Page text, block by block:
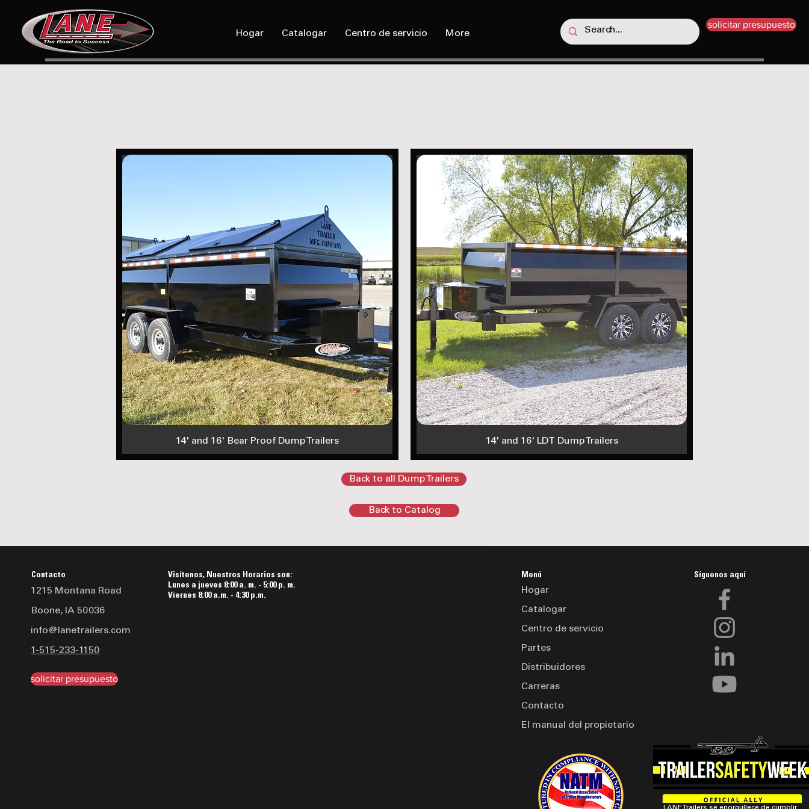
Hogar Catalogar Centro de servicio More
solicitar presupuesto
14' and 16' Bear Proof Dump Trailers 14' and 16' LDT Dump Trailers
Back to all Dump Trailers
Back to Catalog
Contacto
1215 Montana Road
Boone, IA 50036
info@lanetrailers.com
1-515-233-1150
solicitar presupuesto
Visítenos, Nuestros Horarios son:
Lunes a jueves 8:00 a. m. - 5:00 p. m.
Viernes 8:00 a.m. - 4:30 p.m.
Menú
Hogar
Catalogar
Centro de servicio
Partes
Distribuidores
Carreras
Contacto
El manual del propietario
Síguenos aquí